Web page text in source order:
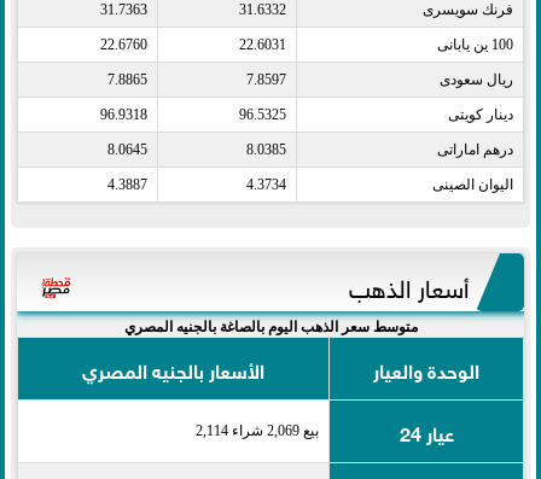
فرنك سويسرى​ 31.6332
31.7363
100 ين يابانى​ 22.6031
22.6760
ريال سعودى​ 7.8597
7.8865
دينار كويتى​ 96.5325
96.9318
درهم اماراتى​ 8.0385
8.0645
اليوان الصينى​ 4.3734
4.3887
أسعار الذهب
متوسط سعر الذهب اليوم بالصاغة بالجنيه المصري
الوحدة والعيار
الأسعار بالجنيه المصري
عيار 24
بيع 2,069 شراء 2,114